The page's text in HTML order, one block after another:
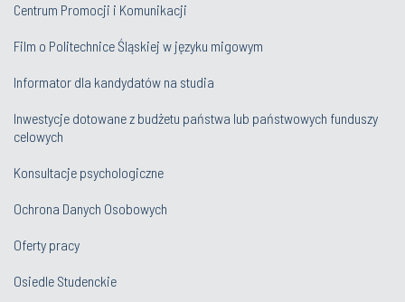
Centrum Promocji i Komunikacji
Film o Politechnice Śląskiej w języku migowym
Informator dla kandydatów na studia
Inwestycje dotowane z budżetu państwa lub państwowych funduszy
celowych
Konsultacje psychologiczne
Ochrona Danych Osobowych
Oferty pracy
Osiedle Studenckie